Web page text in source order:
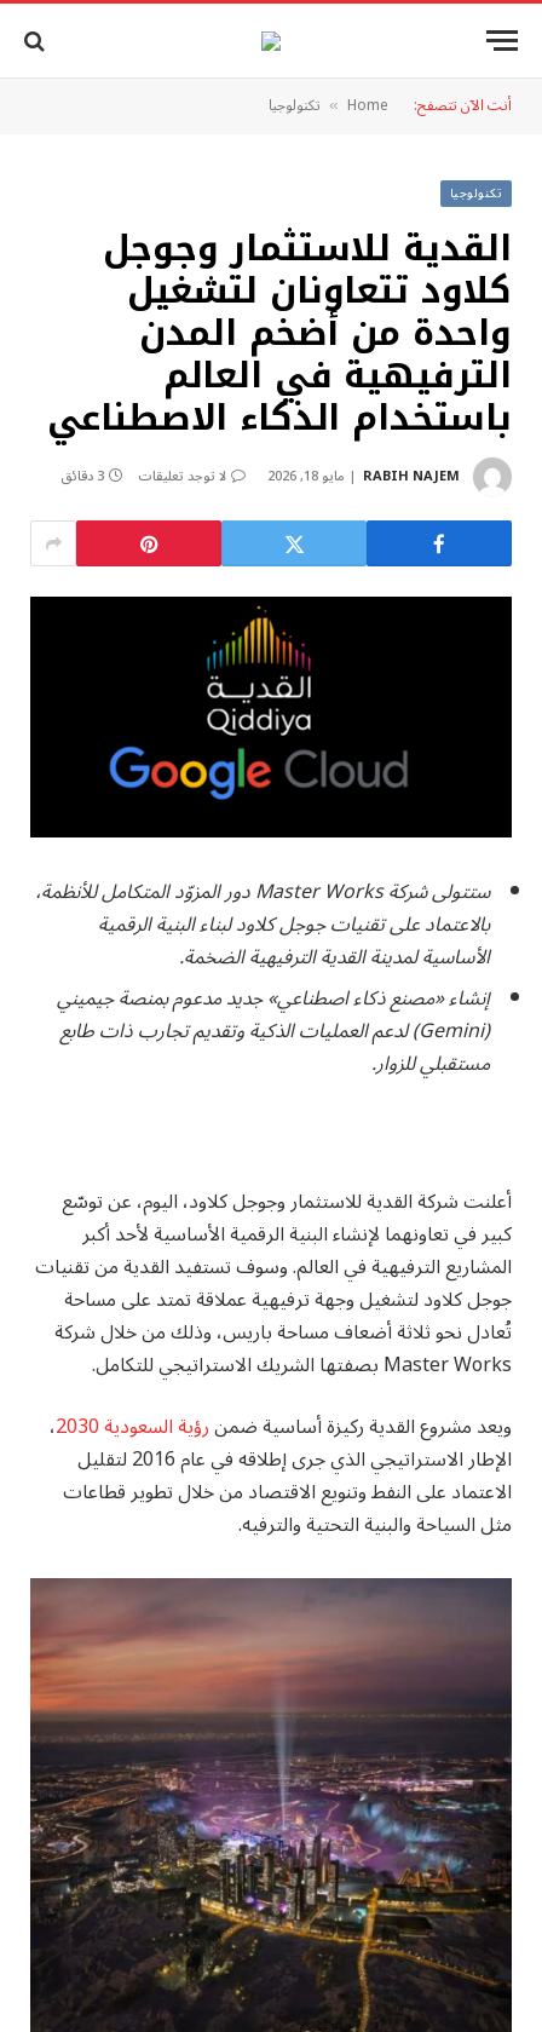
أنت الآن تتصفح: Home
» تكنولوجيا
تكنولوجيا
القدية للاستثمار وجوجل
كلاود تتعاونان لتشغيل
واحدة من أضخم المدن
الترفيهية في العالم
باستخدام الذكاء الاصطناعي
RABIH NAJEM مايو 18, 2026 لا توجد تعليقات 3 دقائق
ستتولى شركة Master Works دور المزوّد المتكامل للأنظمة،
بالاعتماد على تقنيات جوجل كلاود لبناء البنية الرقمية
الأساسية لمدينة القدية الترفيهية الضخمة.
إنشاء «مصنع ذكاء اصطناعي» جديد مدعوم بمنصة جيميني
(Gemini) لدعم العمليات الذكية وتقديم تجارب ذات طابع
مستقبلي للزوار.
أعلنت شركة القدية للاستثمار وجوجل كلاود، اليوم، عن توسّع
كبير في تعاونهما لإنشاء البنية الرقمية الأساسية لأحد أكبر
المشاريع الترفيهية في العالم. وسوف تستفيد القدية من تقنيات
جوجل كلاود لتشغيل وجهة ترفيهية عملاقة تمتد على مساحة
تُعادل نحو ثلاثة أضعاف مساحة باريس، وذلك من خلال شركة
Master Works بصفتها الشريك الاستراتيجي للتكامل.
ويعد مشروع القدية ركيزة أساسية ضمنرؤية السعودية 2030 ،
الإطار الاستراتيجي الذي جرى إطلاقه في عام 2016 لتقليل
الاعتماد على النفط وتنويع الاقتصاد من خلال تطوير قطاعات
مثل السياحة والبنية التحتية والترفيه.